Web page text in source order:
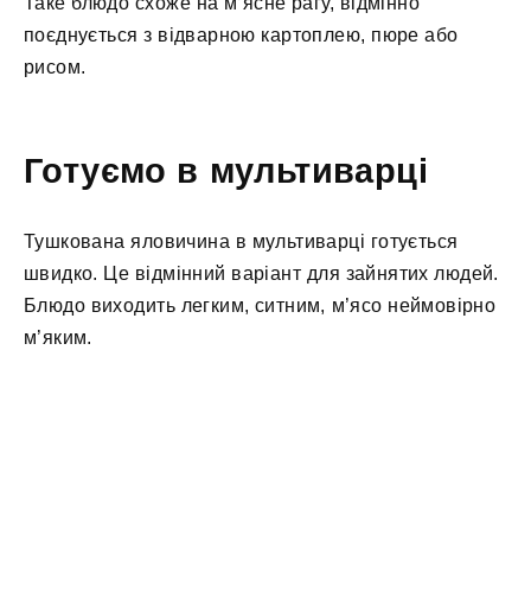
поєднується з відварною картоплею, пюре або
рисом.
Готуємо в мультиварці
Тушкована яловичина в мультиварці готується
швидко. Це відмінний варіант для зайнятих людей.
Блюдо виходить легким, ситним, м’ясо неймовірно
м’яким.